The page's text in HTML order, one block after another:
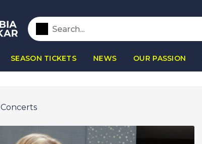
SEASON TICKETS NEWS OUR PASSION
Concerts